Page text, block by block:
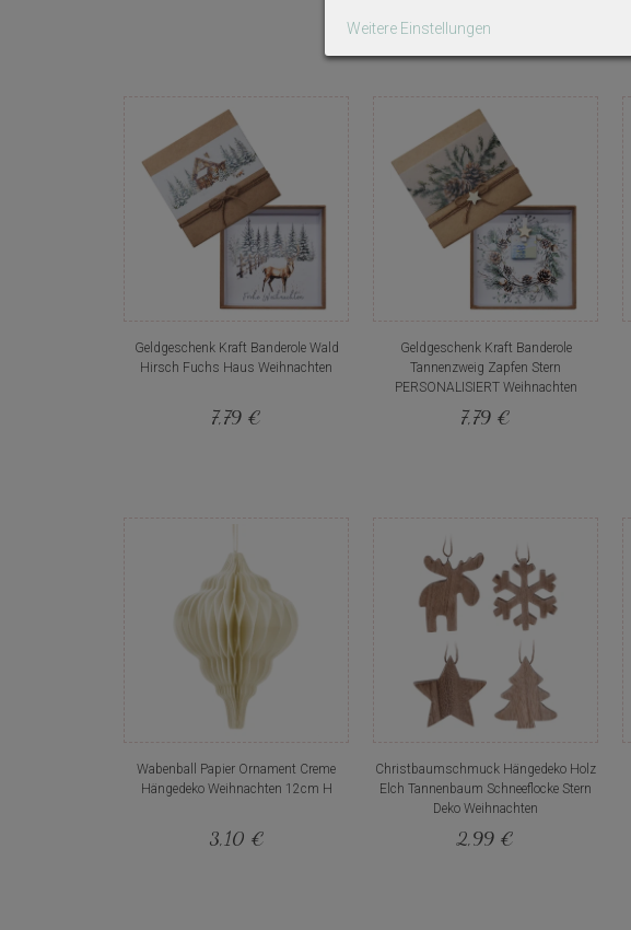
Geldgeschenk Kraft Banderole Wald
Hirsch Fuchs Haus Weihnachten
7,79 €
Geldgeschenk Kraft Banderole
Tannenzweig Zapfen Stern
PERSONALISIERT Weihnachten
7,79 €
Wabenball Papier Ornament Creme
Hängedeko Weihnachten 12cm H
3,10 €
Christbaumschmuck Hängedeko Holz
Elch Tannenbaum Schneeflocke Stern
Deko Weihnachten
2,99 €
Weitere Einstellungen